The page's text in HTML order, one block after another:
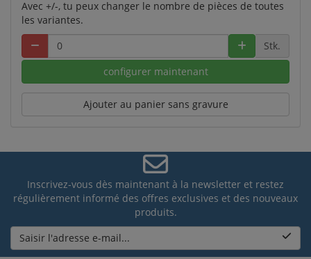
Avec +/-, tu peux changer le nombre de pièces de toutes
les variantes.
Stk.
configurer maintenant
Ajouter au panier sans gravure
Inscrivez-vous dès maintenant à la newsletter et restez
régulièrement informé des offres exclusives et des nouveaux
produits.
Saisir l'adresse e-mail...